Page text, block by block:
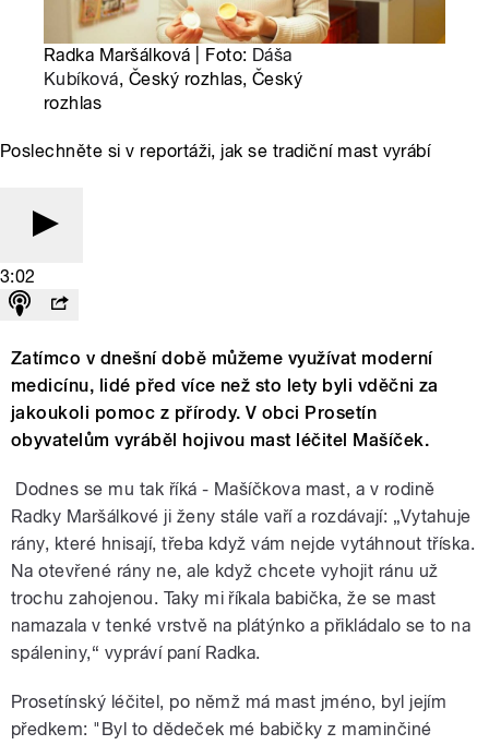
Radka Maršálková | Foto: Dáša
Kubíková, Český rozhlas, Český
rozhlas
Poslechněte si v reportáži, jak se tradiční mast vyrábí
3:02
Zatímco v dnešní době můžeme využívat moderní
medicínu, lidé před více než sto lety byli vděčni za
jakoukoli pomoc z přírody. V obci Prosetín
obyvatelům vyráběl hojivou mast léčitel Mašíček.
Dodnes se mu tak říká - Mašíčkova mast, a v rodině
Radky Maršálkové ji ženy stále vaří a rozdávají: „Vytahuje
rány, které hnisají, třeba když vám nejde vytáhnout tříska.
Na otevřené rány ne, ale když chcete vyhojit ránu už
trochu zahojenou. Taky mi říkala babička, že se mast
namazala v tenké vrstvě na plátýnko a přikládalo se to na
spáleniny,“ vypráví paní Radka.
Prosetínský léčitel, po němž má mast jméno, byl jejím
předkem: "Byl to dědeček mé babičky z maminčiné